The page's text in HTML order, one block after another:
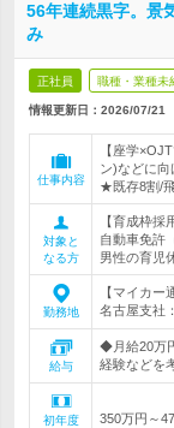
56年連続黒字。景
み
正社員 職種・業種未
情報更新日：2026/07/21
仕事内容
【座学
ン)などに向
★既存8割/
対象と
なる方
【育成枠
自動車免許
男性の育児
勤務地
【マイカ
名古屋支社
給与
◆月給20万
経験などを
初年度
350万円～